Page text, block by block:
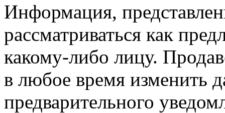
Информация,
рассматриваться как
какому-либо лицу.
в любое время изменить
предварительного